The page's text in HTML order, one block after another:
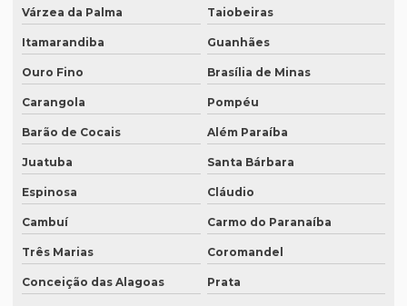
Empresas que fazem tradução
Empresas que fazem tradução juramentada
Empresas que fazem tradução técnica
Empresas que prestam serviço de tradução
Empresas de tradução de artigos científicos em inglês
Empresas de tradução em curitiba
Empresas de tradução porto alegre
Empresas de transcrição
Várzea da Palma Taiobeiras
Itamarandiba Guanhães
Ouro Fino Brasília de Minas
Carangola Pompéu
Barão de Cocais Além Paraíba
Juatuba Santa Bárbara
Espinosa Cláudio
Cambuí Carmo do Paranaíba
Três Marias Coromandel
Conceição das Alagoas Prata